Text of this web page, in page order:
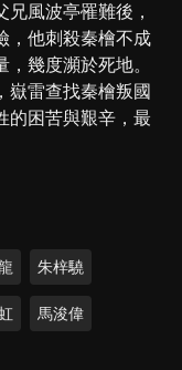
風波亭罹難後，
，他刺殺秦檜不成
幾度瀕於死地。
嶽雷查找秦檜叛國
的困苦與艱辛，最
朱梓驍
馬浚偉